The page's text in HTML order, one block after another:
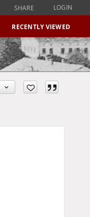
SHARE LOGIN
RECENTLY VIEWED